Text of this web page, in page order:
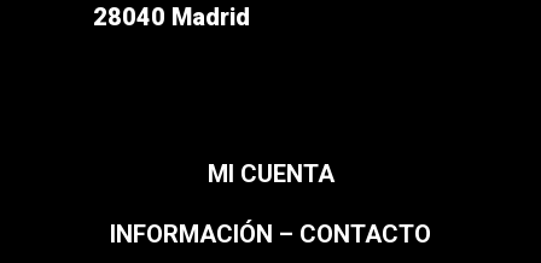
28040 Madrid
MI CUENTA
INFORMACIÓN – CONTACTO